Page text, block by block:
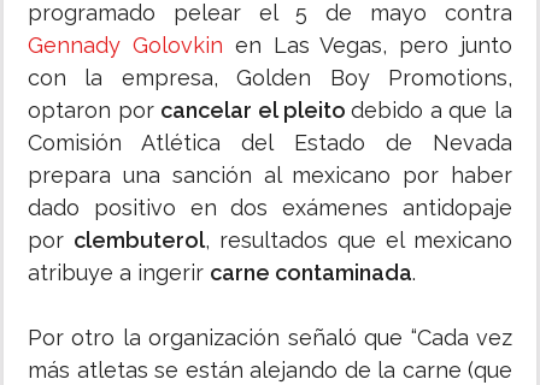
programado pelear el 5 de mayo contra
Gennady Golovkin en Las Vegas, pero junto
con la empresa, Golden Boy Promotions,
optaron por cancelar el pleitodebido a que la
Comisión Atlética del Estado de Nevada
prepara una sanción al mexicano por haber
dado positivo en dos exámenes antidopaje
por clembuterol, resultados que el mexicano
atribuye a ingerir carne contaminada.
Por otro la organización señaló que “Cada vez
más atletas se están alejando de la carne (que